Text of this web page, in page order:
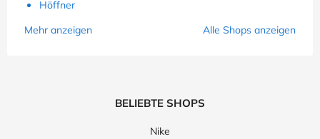
Höffner
Mehr anzeigen
Alle Shops anzeigen
BELIEBTE SHOPS
Nike